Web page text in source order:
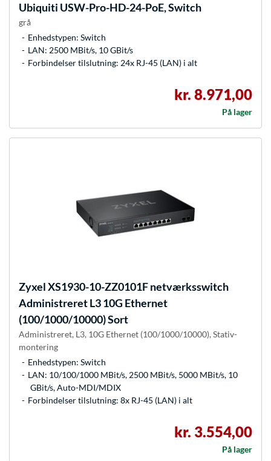
Ubiquiti USW-Pro-HD-24-PoE, Switch
grå
Enhedstypen: Switch
LAN: 2500 MBit/s, 10 GBit/s
Forbindelser tilslutning: 24x RJ-45 (LAN) i alt
kr. 8.971,00
På lager
ZyxelXS1930-10-ZZ0101F netværksswitch
Administreret L3 10G Ethernet
(100/1000/10000) Sort
Administreret, L3, 10G Ethernet (100/1000/10000), Stativ-
montering
Enhedstypen: Switch
LAN: 10/100/1000 MBit/s, 2500 MBit/s, 5000 MBit/s, 10
GBit/s, Auto-MDI/MDIX
Forbindelser tilslutning: 8x RJ-45 (LAN) i alt
kr. 3.554,00
På lager